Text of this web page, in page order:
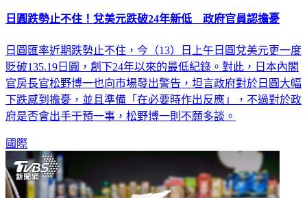
日圓跌勢止不住！兌美元跌破24年新低 政府官員認擔憂
日圓匯率近期跌勢止不住，今（13）日上午日圓兌美元更一度
貶破135.19日圓，創下24年以來的最低紀錄。對此，日本內閣
官房長官松野博一也向市場發出警告，坦言政府對於日圓大幅
下跌感到擔憂，並且準備「在必要時作出反應」，不過對於政
府是否會出手干預一事，松野博一則不願多談。
國際